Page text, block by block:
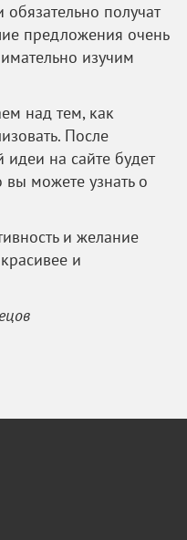
обязательно получат
предложения очень
изучим
над тем, как
После
на сайте будет
вы можете узнать о
и желание
и